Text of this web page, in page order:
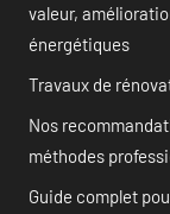
valeur,
énergétiques
Travaux de
Nos
méthodes
Guide complet